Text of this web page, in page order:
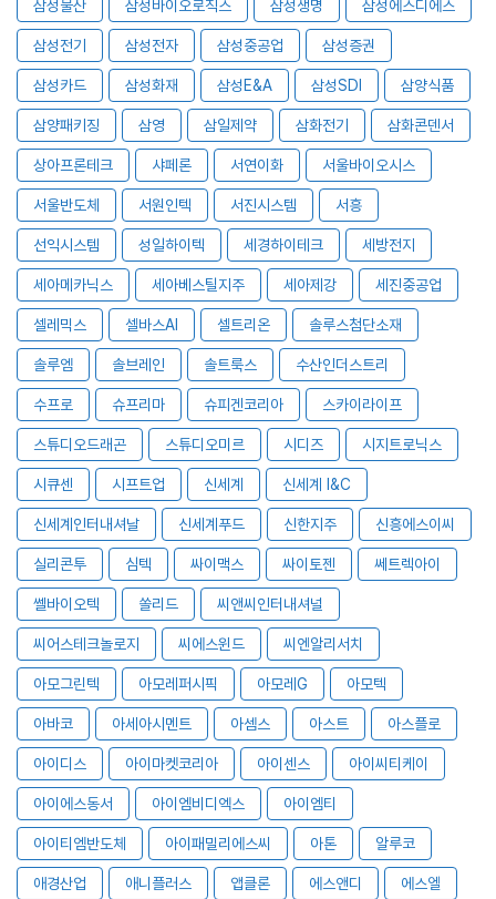
삼성물산 삼성바이오로직스 삼성생명 삼성에스디에스
삼성전기 삼성전자 삼성중공업 삼성증권
삼성카드 삼성화재 삼성E&A 삼성SDI 삼양식품
삼양패키징 삼영 삼일제약 삼화전기 삼화콘덴서
상아프론테크 샤페론 서연이화 서울바이오시스
서울반도체 서원인텍 서진시스템 서흥
선익시스템 성일하이텍 세경하이테크 세방전지
세아메카닉스 세아베스틸지주 세아제강 세진중공업
셀레믹스 셀바스AI 셀트리온 솔루스첨단소재
솔루엠 솔브레인 솔트룩스 수산인더스트리
수프로 슈프리마 슈피겐코리아 스카이라이프
스튜디오드래곤 스튜디오미르 시디즈 시지트로닉스
시큐센 시프트업 신세계 신세계 I&C
신세계인터내셔날 신세계푸드 신한지주 신흥에스이씨
실리콘투 심텍 싸이맥스 싸이토젠 쎄트렉아이
쎌바이오텍 쏠리드 씨앤씨인터내셔널
씨어스테크놀로지 씨에스윈드 씨엔알리서치
아모그린텍 아모레퍼시픽 아모레G 아모텍
아바코 아세아시멘트 아셈스 아스트 아스플로
아이디스 아이마켓코리아 아이센스 아이씨티케이
아이에스동서 아이엠비디엑스 아이엠티
아이티엠반도체 아이패밀리에스씨 아톤 알루코
애경산업 애니플러스 앱클론 에스앤디 에스엘